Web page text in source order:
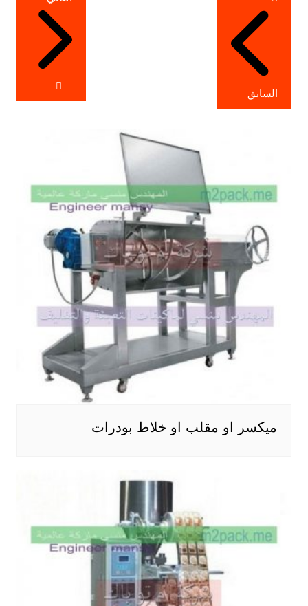
المقالات
السابق
ميكسر او مقلب او خلاط بودرات